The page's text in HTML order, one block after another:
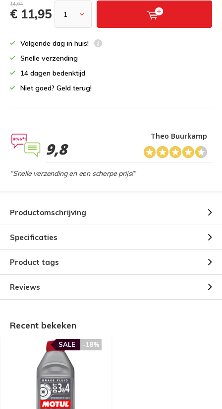
14,64
€ 11,95
Volgende dag in huis!
Snelle verzending
14 dagen bedenktijd
Niet goed? Geld terug!
9,8
Theo Buurkamp
“Snelle verzending en een scherpe prijs!”
Productomschrijving
Specificaties
Product tags
Reviews
Recent bekeken
-18%
SALE